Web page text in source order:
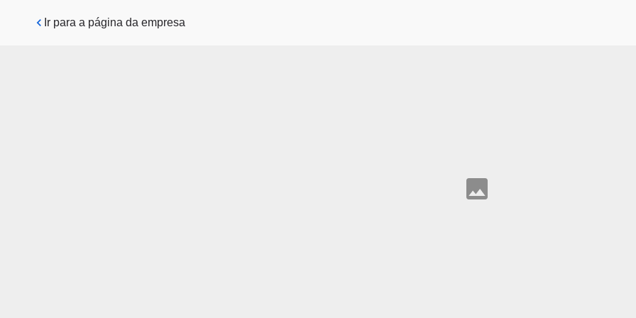
Pular para o conteúdo principal
Ir para a página da empresa